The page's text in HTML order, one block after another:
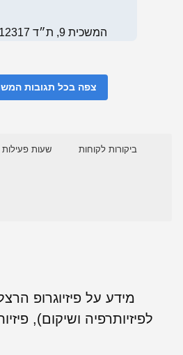
המשכית 9, ת״ד 12317, הרצליה
צפה בכל תגובות
שעות פעילות ביקורות לקוחות
מידע על פיזיוגרופ
לפיזיותרפיה ושיקום),